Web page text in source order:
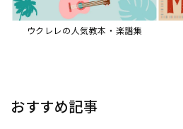
ウクレレの人気教本・楽譜集
おすすめ記事